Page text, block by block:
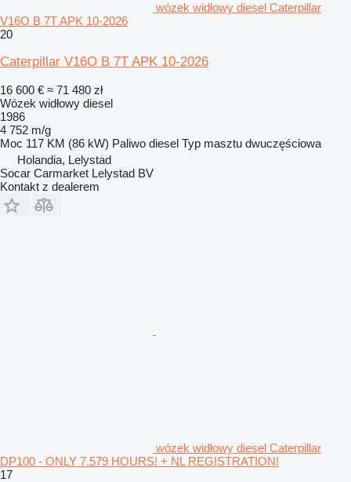
wózek widłowy diesel Caterpillar
V16O B 7T APK 10-2026
20
Caterpillar V16O B 7T APK 10-2026
16 600 € ≈ 71 480 zł
Wózek widłowy diesel
1986
4 752 m/g
Moc 117 KM (86 kW) Paliwo diesel Typ masztu dwuczęściowa
Holandia, Lelystad
Socar Carmarket Lelystad BV
Kontakt z dealerem
wózek widłowy diesel Caterpillar
DP100 - ONLY 7.579 HOURS! + NL REGISTRATION!
17